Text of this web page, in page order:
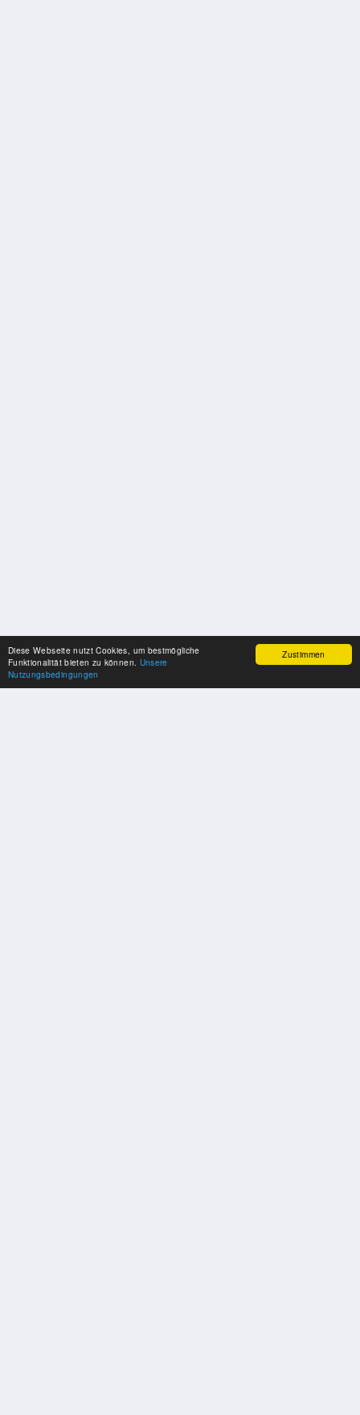
Zustimmen
Diese Webseite nutzt Cookies, um bestmögliche
Funktionalität bieten zu können. Unsere
Nutzungsbedingungen